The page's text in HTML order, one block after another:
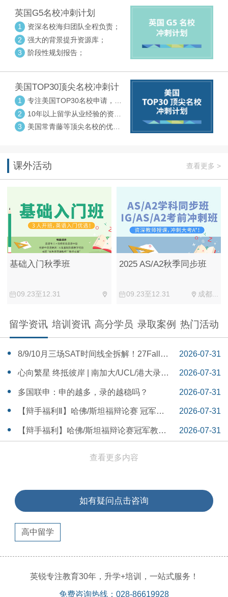
英国G5名校冲刺计划
1
资深名校海归团队全程负责；
2
强大的背景提升资源库；
3
阶段性规划报告；
美国TOP30顶尖名校冲刺计
划
1
专注美国TOP30名校申请，高
度个性化指导
2
10年以上留学从业经验的资深
中方顾问
3
美国常青藤等顶尖名校的优秀
课外活动 查看更多 >
基础入门秋季班
09.23至12.31
2025 AS/A2秋季同步班
09.23至12.31 成都...
留学资讯 培训资讯 高分学员 录取案例 热门活动
‌8/9/10月三场SAT时间线全拆解！27Fall美
本早申时间线盘点～
2026-07-31
16:30:04
心向繁星 终抵彼岸 | 南加大/UCL/港大录取
分享
2026-07-31
16:12:18
多国联申：申的越多，录的越稳吗？
2026-07-31
15:55:54
【辩手福利Ⅱ】哈佛/斯坦福辩论赛 冠军教
练带你解读WSDA全国赛Junior即兴辩论第
2026-07-31
15:41:53
【辩手福利】哈佛/斯坦福辩论赛冠军教练
2026-07-31
查看更多内容
如有疑问点击咨询
高中留学
英锐专注教育30年，升学+培训，一站式服务！
免费咨询热线：028-86619928